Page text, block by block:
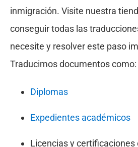
inmigración. Visite nuestra
conseguir todas las
necesite y resolver este paso
Traducimos documentos como:
Diplomas
Expedientes académicos
Licencias y